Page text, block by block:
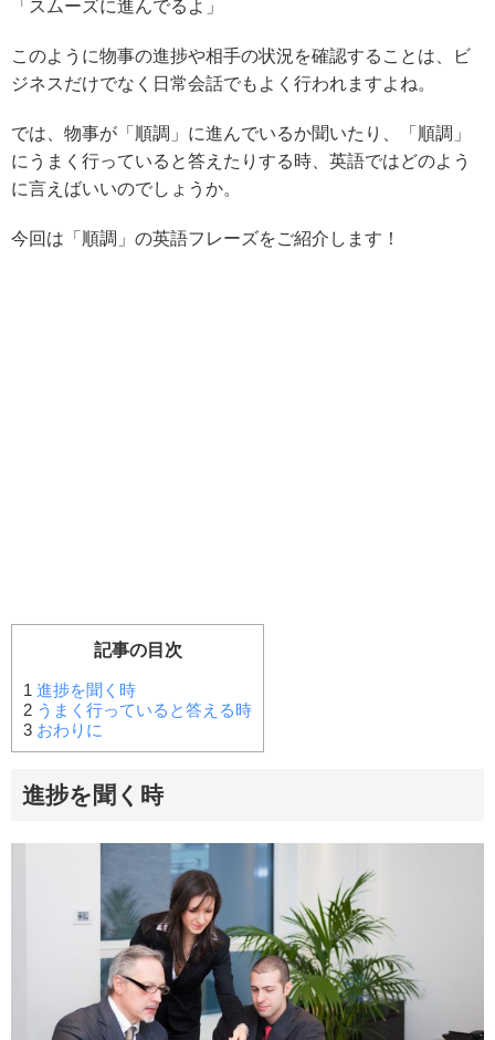
「スムーズに進んでるよ」
このように物事の進捗や相手の状況を確認することは、ビ
ジネスだけでなく日常会話でもよく行われますよね。
では、物事が「順調」に進んでいるか聞いたり、「順調」
にうまく行っていると答えたりする時、英語ではどのよう
に言えばいいのでしょうか。
今回は「順調」の英語フレーズをご紹介します！
記事の目次
1 進捗を聞く時
2 うまく行っていると答える時
3 おわりに
進捗を聞く時